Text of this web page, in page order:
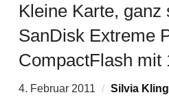
Kleine Karte, ganz
SanDisk Extreme
CompactFlash mit
4. Februar 2011 Silvia Kling